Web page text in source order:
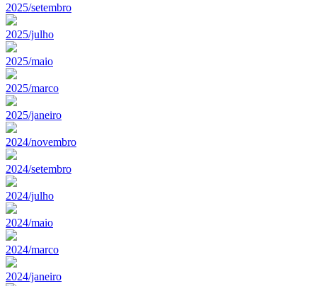
2025/setembro
2025/julho
2025/maio
2025/marco
2025/janeiro
2024/novembro
2024/setembro
2024/julho
2024/maio
2024/marco
2024/janeiro